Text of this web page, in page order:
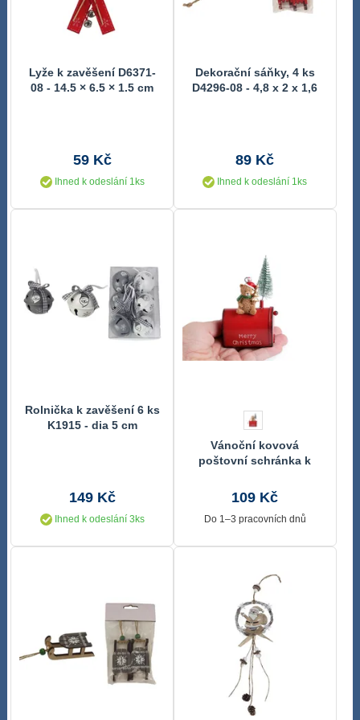
Lyže k zavěšení D6371-
08 - 14.5 × 6.5 × 1.5 cm
59 Kč
Ihned k odeslání 1ks
Dekorační sáňky, 4 ks
D4296-08 - 4,8 x 2 x 1,6
89 Kč
Ihned k odeslání 1ks
Rolnička k zavěšení 6 ks
K1915 - dia 5 cm
149 Kč
Ihned k odeslání 3ks
Vánoční kovová
poštovní schránka k
109 Kč
Do 1–3 pracovních dnů